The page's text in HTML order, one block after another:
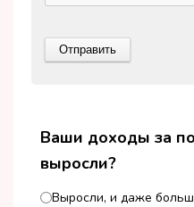
Ваши доходы за
выросли?
Выросли, и даже